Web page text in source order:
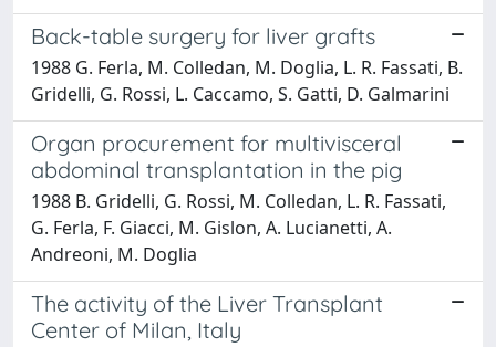
Back-table surgery for liver grafts
1988 G. Ferla, M. Colledan, M. Doglia, L. R. Fassati, B.
Gridelli, G. Rossi, L. Caccamo, S. Gatti, D. Galmarini
Organ procurement for multivisceral
abdominal transplantation in the pig
1988 B. Gridelli, G. Rossi, M. Colledan, L. R. Fassati,
G. Ferla, F. Giacci, M. Gislon, A. Lucianetti, A.
Andreoni, M. Doglia
The activity of the Liver Transplant
Center of Milan, Italy